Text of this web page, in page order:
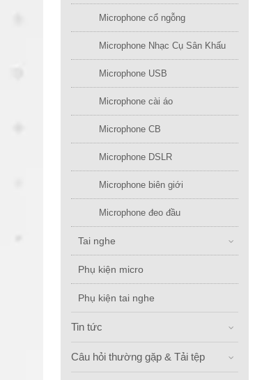
Microphone cổ ngỗng
Microphone Nhạc Cụ Sân Khấu
Microphone USB
Microphone cài áo
Microphone CB
Microphone DSLR
Microphone biên giới
Microphone đeo đầu
Tai nghe
Phụ kiện micro
Phụ kiện tai nghe
Tin tức
Câu hỏi thường gặp & Tải tệp